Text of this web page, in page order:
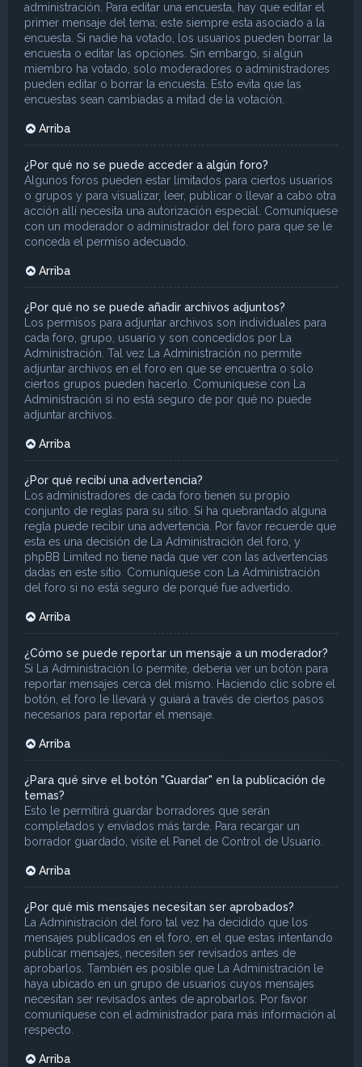
administración. Para editar una encuesta, hay que editar el
primer mensaje del tema; este siempre esta asociado a la
encuesta. Si nadie ha votado, los usuarios pueden borrar la
encuesta o editar las opciones. Sin embargo, si algún
miembro ha votado, solo moderadores o administradores
pueden editar o borrar la encuesta. Esto evita que las
encuestas sean cambiadas a mitad de la votación.
Arriba
¿Por qué no se puede acceder a algún foro?
Algunos foros pueden estar limitados para ciertos usuarios
o grupos y para visualizar, leer, publicar o llevar a cabo otra
acción allí necesita una autorización especial. Comuníquese
con un moderador o administrador del foro para que se le
conceda el permiso adecuado.
Arriba
¿Por qué no se puede añadir archivos adjuntos?
Los permisos para adjuntar archivos son individuales para
cada foro, grupo, usuario y son concedidos por La
Administración. Tal vez La Administración no permite
adjuntar archivos en el foro en que se encuentra o solo
ciertos grupos pueden hacerlo. Comuníquese con La
Administración si no está seguro de por qué no puede
adjuntar archivos.
Arriba
¿Por qué recibí una advertencia?
Los administradores de cada foro tienen su propio
conjunto de reglas para su sitio. Si ha quebrantado alguna
regla puede recibir una advertencia. Por favor recuerde que
esta es una decisión de La Administración del foro, y
phpBB Limited no tiene nada que ver con las advertencias
dadas en este sitio. Comuníquese con La Administración
del foro si no está seguro de porqué fue advertido.
Arriba
¿Cómo se puede reportar un mensaje a un moderador?
Si La Administración lo permite, debería ver un botón para
reportar mensajes cerca del mismo. Haciendo clic sobre el
botón, el foro le llevará y guiará a través de ciertos pasos
necesarios para reportar el mensaje.
Arriba
¿Para qué sirve el botón "Guardar" en la publicación de
temas?
Esto le permitirá guardar borradores que serán
completados y enviados más tarde. Para recargar un
borrador guardado, visite el Panel de Control de Usuario.
Arriba
¿Por qué mis mensajes necesitan ser aprobados?
La Administración del foro tal vez ha decidido que los
mensajes publicados en el foro, en el que estas intentando
publicar mensajes, necesiten ser revisados antes de
aprobarlos. También es posible que La Administración le
haya ubicado en un grupo de usuarios cuyos mensajes
necesitan ser revisados antes de aprobarlos. Por favor
comuníquese con el administrador para más información al
respecto.
Arriba